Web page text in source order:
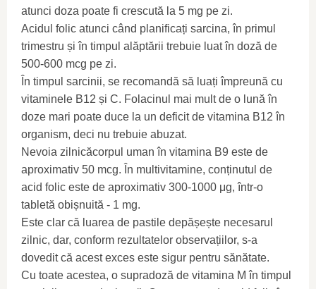
atunci doza poate fi crescută la 5 mg pe zi.
Acidul folic atunci când planificați sarcina, în primul
trimestru și în timpul alăptării trebuie luat în doză de
500-600 mcg pe zi.
În timpul sarcinii, se recomandă să luați împreună cu
vitaminele B12 și C. Folacinul mai mult de o lună în
doze mari poate duce la un deficit de vitamina B12 în
organism, deci nu trebuie abuzat.
Nevoia zilnicăcorpul uman în vitamina B9 este de
aproximativ 50 mcg. În multivitamine, conținutul de
acid folic este de aproximativ 300-1000 μg, într-o
tabletă obișnuită - 1 mg.
Este clar că luarea de pastile depășește necesarul
zilnic, dar, conform rezultatelor observațiilor, s-a
dovedit că acest exces este sigur pentru sănătate.
Cu toate acestea, o supradoză de vitamina M în timpul